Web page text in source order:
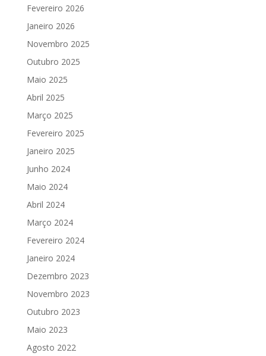
Fevereiro 2026
Janeiro 2026
Novembro 2025
Outubro 2025
Maio 2025
Abril 2025
Março 2025
Fevereiro 2025
Janeiro 2025
Junho 2024
Maio 2024
Abril 2024
Março 2024
Fevereiro 2024
Janeiro 2024
Dezembro 2023
Novembro 2023
Outubro 2023
Maio 2023
Agosto 2022